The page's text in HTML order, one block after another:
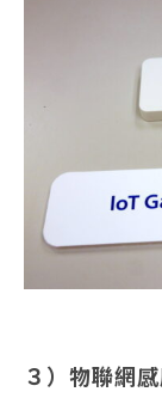
３）物聯網